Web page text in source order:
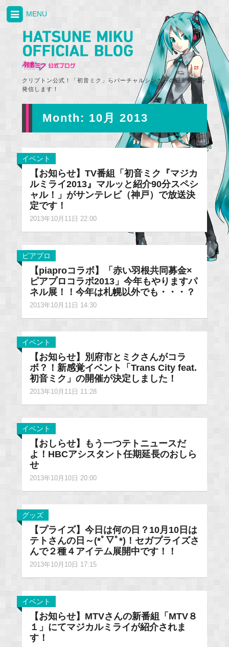
クリプトン公式！「初音ミク」らバーチャルシンガーの最新情報を
発信します！
MENU
Month: 10月 2013
イベント
【お知らせ】TV番組「初音ミク『マジカ
ルミライ2013』マルッと紹介90分スペシ
ャル！」がサンテレビ（神戸）で放送決
定です！
2013年10月11日 22:00
ピアプロ
【piaproコラボ】「赤い羽根共同募金×
ピアプロコラボ2013」今年もやりますパ
ネル展！！今年は札幌以外でも・・・？
2013年10月11日 14:30
イベント
【お知らせ】別府市とミクさんがコラ
ボ？！新感覚イベント「Trans City feat.
初音ミク」の開催が決定しました！
2013年10月11日 11:28
イベント
【おしらせ】もう一つテトニュースだ
よ！HBCアシスタント任期延長のおしら
せ
2013年10月10日 20:00
グッズ
【プライズ】今日は何の日？10月10日は
テトさんの日～(*ﾟ▽ﾟ*)！セガプライズさ
んで２種４アイテム展開中です！！
2013年10月10日 17:15
イベント
【お知らせ】MTVさんの新番組「MTV８
１」にてマジカルミライが紹介されま
す！